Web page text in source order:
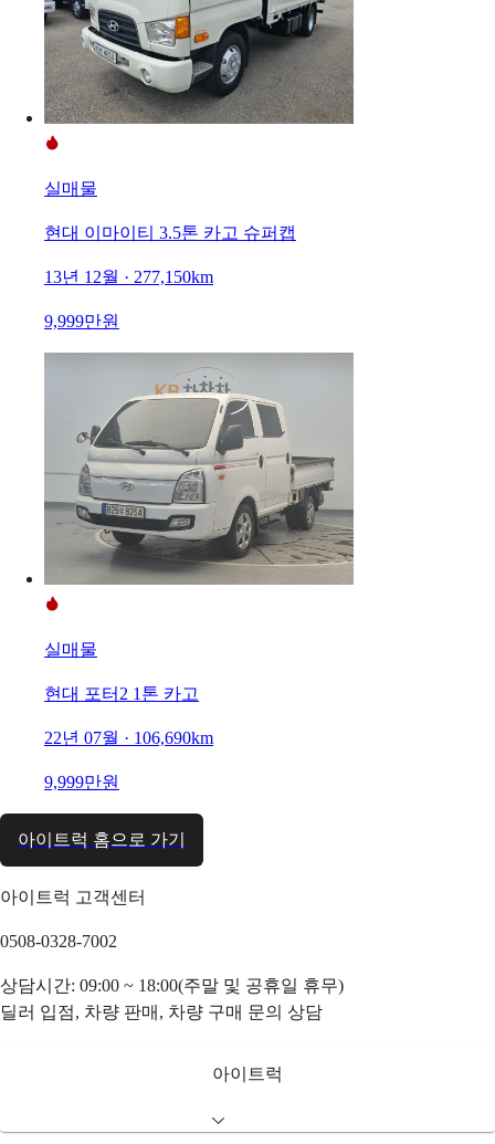
실매물
현대 이마이티 3.5톤 카고 슈퍼캡
13년 12월 · 277,150km
9,999만원
실매물
현대 포터2 1톤 카고
22년 07월 · 106,690km
9,999만원
아이트럭 홈으로 가기
아이트럭 고객센터
0508-0328-7002
상담시간: 09:00 ~ 18:00(주말 및 공휴일 휴무)
딜러 입점, 차량 판매, 차량 구매 문의 상담
아이트럭